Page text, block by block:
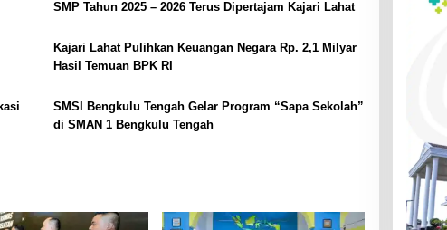
SMP Tahun 2025 – 2026 Terus Dipertajam Kajari Lahat
Kajari Lahat Pulihkan Keuangan Negara Rp. 2,1 Milyar
Hasil Temuan BPK RI
SMSI Bengkulu Tengah Gelar Program “Sapa Sekolah”
di SMAN 1 Bengkulu Tengah